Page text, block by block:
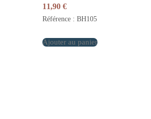
11,90 €
Référence : BH105
Ajouter au panier